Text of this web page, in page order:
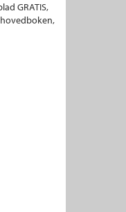
GRATIS,